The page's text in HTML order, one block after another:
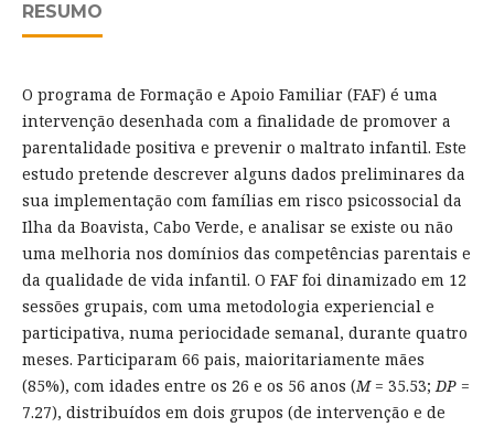
RESUMO
O programa de Formação e Apoio Familiar (FAF) é uma
intervenção desenhada com a finalidade de promover a
parentalidade positiva e prevenir o maltrato infantil. Este
estudo pretende descrever alguns dados preliminares da
sua implementação com famílias em risco psicossocial da
Ilha da Boavista, Cabo Verde, e analisar se existe ou não
uma melhoria nos domínios das competências parentais e
da qualidade de vida infantil. O FAF foi dinamizado em 12
sessões grupais, com uma metodologia experiencial e
participativa, numa periocidade semanal, durante quatro
meses. Participaram 66 pais, maioritariamente mães
(85%), com idades entre os 26 e os 56 anos (M = 35.53;DP =
7.27), distribuídos em dois grupos (de intervenção e de